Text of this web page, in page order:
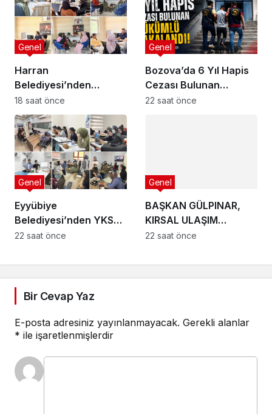
Harran
Belediyesi’nden
Üniversite Hayali Kuran
Gençlere Ücretsiz YKS
Tercih Danışmanlığı
Genel
18 saat önce
Bozova’da 6 Yıl Hapis
Cezası Bulunan
Hükümlü Yakalandı
Genel
22 saat önce
Eyyübiye
Belediyesi’nden YKS
Adaylarına Ücretsiz
Genel
22 saat önce
BAŞKAN GÜLPINAR,
KIRSAL ULAŞIM
YATIRIMLARINI
Genel
22 saat önce
Bir Cevap Yaz
E-posta adresiniz yayınlanmayacak. Gerekli alanlar
* ile işaretlenmişlerdir